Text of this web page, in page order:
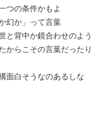
つの条件かもよ
幻か」って言葉
と背中か鏡合わせのよう
からこその言葉だったり
面白そうなのあるしな